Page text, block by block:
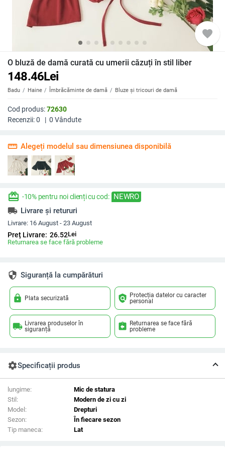
favorite
O bluză de damă curată cu umerii căzuți în stil liber
148.46Lei
Badu Haine Îmbrăcăminte de damă Bluze și tricouri de damă
Cod produs:72630
Recenzii:0 | 0 Vândute
straighten Alegeți modelul sau dimensiunea disponibilă
redeem -10% pentru noi clienți cu cod: NEWRO
local_shipping Livrare și retururi
Livrare: 16 August - 23 August
Preț Livrare: 26.52Lei
Returnarea se face fără probleme
security Siguranță la cumpărături
lock Plata securizată policy Protecția datelor cu caracter
personal
local_shipping Livrarea produselor în
siguranță
assignment_return Returnarea se face fără
probleme
settingsSpecificații produs
lungime:
Mic de statura
Stil:
Modern de zi cu zi
Model:
Drepturi
Sezon:
În fiecare sezon
Tip maneca:
Lat